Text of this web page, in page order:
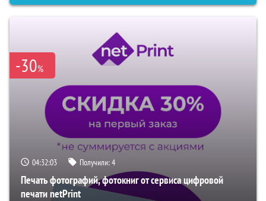
-30%
04:32:02 Получили:4
Печать фотографий, фотокниг от сервиса цифровой
печати netPrint